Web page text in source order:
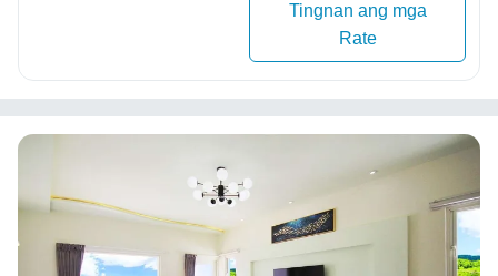
Tingnan ang mga
Rate